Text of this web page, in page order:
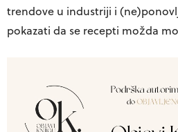
trendove u industriji i
pokazati da se recepti možda